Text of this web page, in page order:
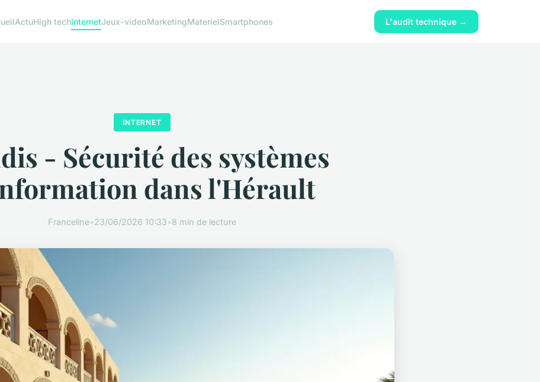
ActuHigh techInternetJeux-videoMarketingMaterielSmartphones L'audit technique →
INTERNET
- Sécurité des systèmes
dans l'Hérault
Franceline•23/06/2026 10:33•8 min de lecture